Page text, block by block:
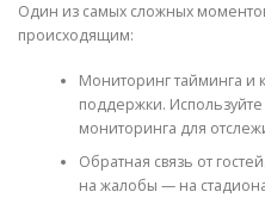
Один из самых сложных
происходящим:
Мониторинг тайминга и
поддержки.
мониторинга для
Обратная связь от
на жалобы — на